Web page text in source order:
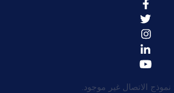
نموذج الاتصال غير موجود.